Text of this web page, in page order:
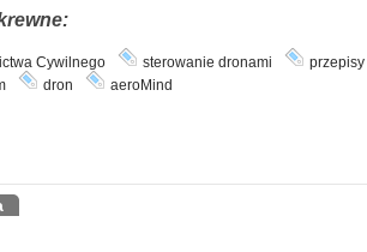
Cywilnego sterowanie dronami przepisy
dron aeroMind